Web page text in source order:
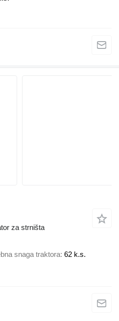
za strništa
snaga traktora 62 k.s.